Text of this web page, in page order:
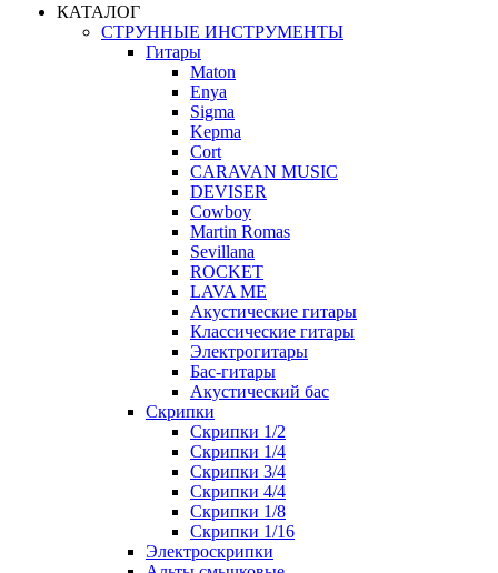
КАТАЛОГ
СТРУННЫЕ ИНСТРУМЕНТЫ
Гитары
Maton
Enya
Sigma
Kepma
Cort
CARAVAN MUSIC
DEVISER
Cowboy
Martin Romas
Sevillana
ROCKET
LAVA ME
Акустические гитары
Классические гитары
Электрогитары
Бас-гитары
Акустический бас
Скрипки
Скрипки 1/2
Скрипки 1/4
Скрипки 3/4
Скрипки 4/4
Скрипки 1/8
Скрипки 1/16
Электроскрипки